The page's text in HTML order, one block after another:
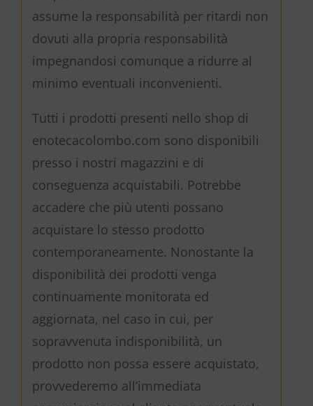
assume la responsabilità per ritardi non
dovuti alla propria responsabilità
impegnandosi comunque a ridurre al
minimo eventuali inconvenienti.
Tutti i prodotti presenti nello shop di
enotecacolombo.com sono disponibili
presso i nostri magazzini e di
conseguenza acquistabili. Potrebbe
accadere che più utenti possano
acquistare lo stesso prodotto
contemporaneamente. Nonostante la
disponibilità dei prodotti venga
continuamente monitorata ed
aggiornata, nel caso in cui, per
sopravvenuta indisponibilità, un
prodotto non possa essere acquistato,
provvederemo all’immediata